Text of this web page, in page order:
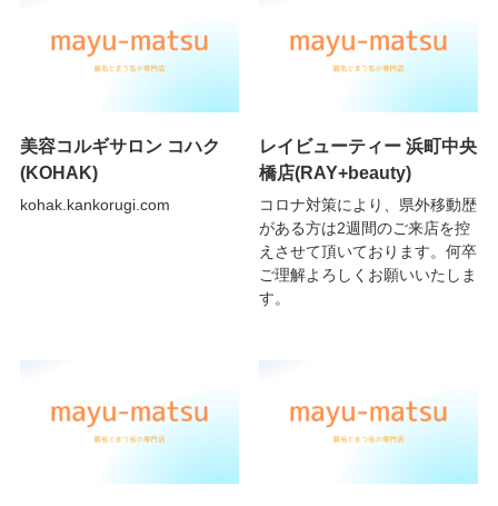
美容コルギサロン コハク
(KOHAK)
kohak.kankorugi.com
レイビューティー 浜町中央
橋店(RAY+beauty)
コロナ対策により、県外移動歴
がある方は2週間のご来店を控
えさせて頂いております。何卒
ご理解よろしくお願いいたしま
す。